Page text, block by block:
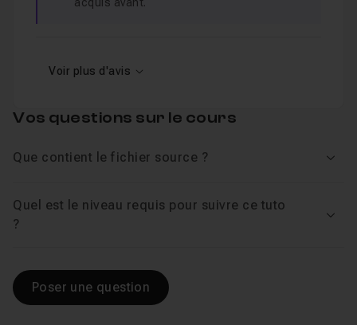
Voir plus d'avis
Vos questions sur le cours
Que contient le fichier source ?
Quel est le niveau requis pour suivre ce tuto
?
Poser une question